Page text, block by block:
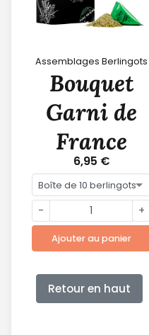
Assemblages Berlingots
Bouquet
Garni de
France
6,95 €
- +
Ajouter au panier
Retour en haut